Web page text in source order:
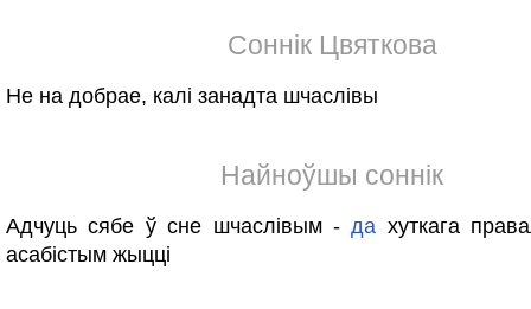
Соннік Цвяткова
Не на добрае, калі занадта шчаслівы
Найноўшы соннік
Адчуць сябе ў сне шчаслівым -да хуткага
асабістым жыцці